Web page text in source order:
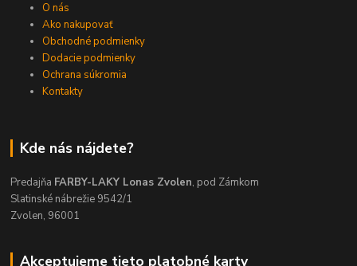
O nás
Ako nakupovať
Obchodné podmienky
Dodacie podmienky
Ochrana súkromia
Kontakty
Kde nás nájdete?
Predajňa FARBY-LAKY Lonas Zvolen, pod Zámkom
Slatinské nábrežie 9542/1
Zvolen, 96001
Akceptujeme tieto platobné karty